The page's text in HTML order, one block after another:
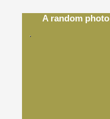
A random photo